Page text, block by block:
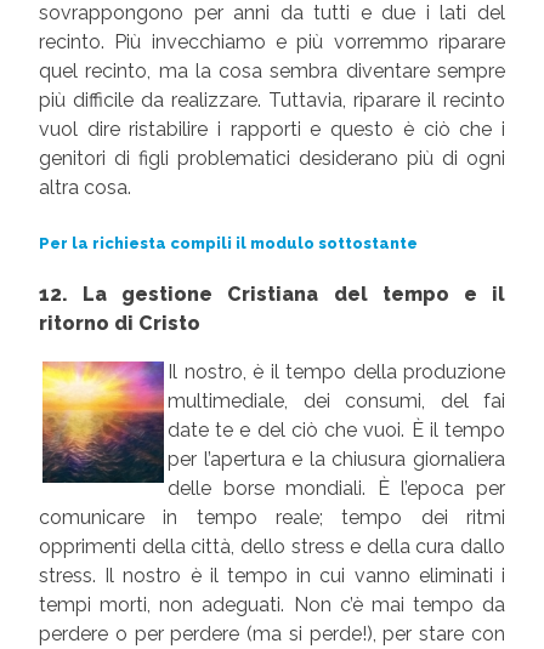
sovrappongono per anni da tutti e due i lati del
recinto. Più invecchiamo e più vorremmo riparare
quel recinto, ma la cosa sembra diventare sempre
più difficile da realizzare. Tuttavia, riparare il recinto
vuol dire ristabilire i rapporti e questo è ciò che i
genitori di figli problematici desiderano più di ogni
altra cosa.
Per la richiesta compili il modulo sottostante
12. La gestione Cristiana del tempo e il
ritorno di Cristo
Il nostro, è il tempo della produzione
multimediale, dei consumi, del fai
date te e del ciò che vuoi. È il tempo
per l’apertura e la chiusura giornaliera
delle borse mondiali. È l’epoca per
comunicare in tempo reale; tempo dei ritmi
opprimenti della città, dello stress e della cura dallo
stress. Il nostro è il tempo in cui vanno eliminati i
tempi morti, non adeguati. Non c’è mai tempo da
perdere o per perdere (ma si perde!), per stare con